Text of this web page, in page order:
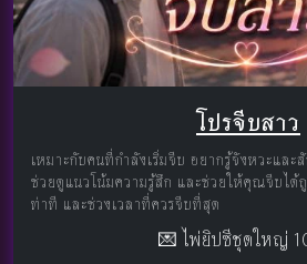
โปรจีบสาว
เหมาะกับคนที่กำลังเริ่มจีบ อยากรู้จังหวะแ
ช่วยดูแนวโน้มความรู้สึก และช่วยให้คุณจีบได้
ท่าที และช่วงเวลาที่ควรจีบที่สุด
💌 ไพ่ยิปซีชุดใหญ่